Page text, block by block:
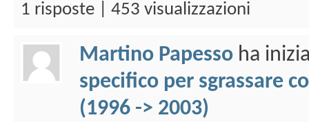
1 risposte | 453 visualizzazioni
Martino Papesso ha
specifico per sgrassare
(1996 -> 2003)